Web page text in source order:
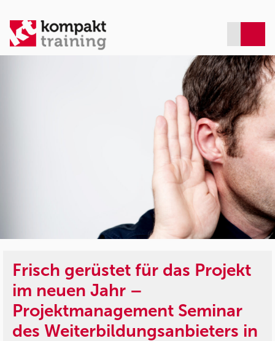
Frisch gerüstet für das Projekt
im neuen Jahr –
Projektmanagement Seminar
des Weiterbildungsanbieters in